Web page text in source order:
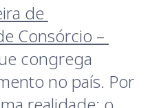
de
Consórcio –
congrega
no país. Por